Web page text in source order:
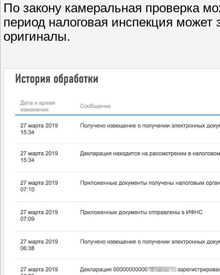
По закону камеральная проверка
период налоговая инспекция
оригиналы.